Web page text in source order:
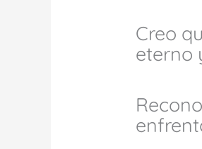
Creo
eterno